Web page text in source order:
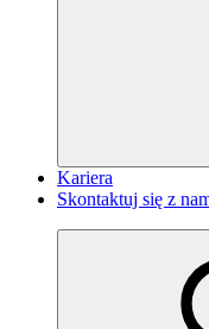
Kariera
Skontaktuj się z